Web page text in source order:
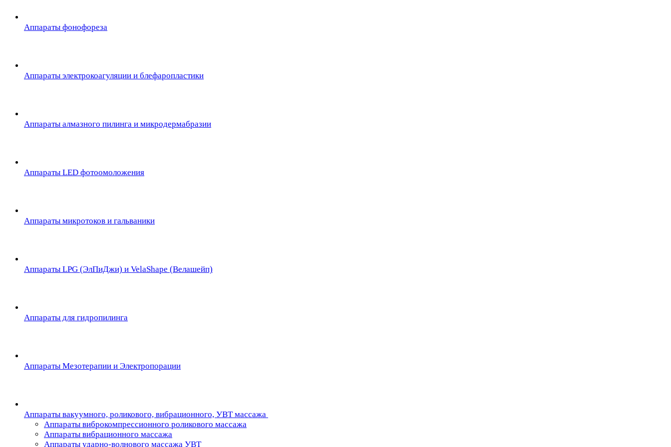
Аппараты фонофореза
Аппараты электрокоагуляции и блефаропластики
Аппараты алмазного пилинга и микродермабразии
Аппараты LED фотоомоложения
Аппараты микротоков и гальваники
Аппараты LPG (ЭлПиДжи) и VelaShape (Велашейп)
Аппараты для гидропилинга
Аппараты Мезотерапии и Электропорации
Аппараты вакуумного, роликового, вибрационного, УВТ массажа
Аппараты виброкомпрессионного роликового массажа
Аппараты вибрационного массажа
Аппараты ударно-волнового массажа УВТ